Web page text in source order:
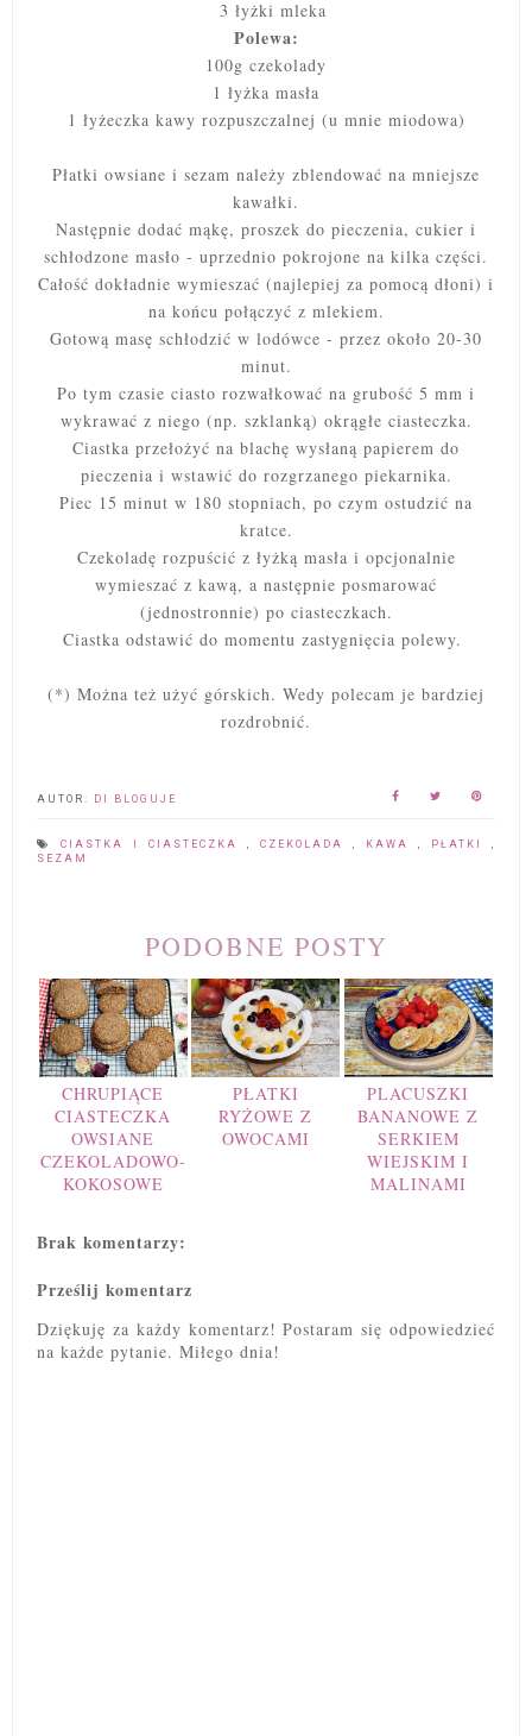
3 łyżki mleka
Polewa:
100g czekolady
1 łyżka masła
1 łyżeczka kawy rozpuszczalnej (u mnie miodowa)
Płatki owsiane i sezam należy zblendować na mniejsze
kawałki.
Następnie dodać mąkę, proszek do pieczenia, cukier i
schłodzone masło - uprzednio pokrojone na kilka części.
Całość dokładnie wymieszać (najlepiej za pomocą dłoni) i
na końcu połączyć z mlekiem.
Gotową masę schłodzić w lodówce - przez około 20-30
minut.
Po tym czasie ciasto rozwałkować na grubość 5 mm i
wykrawać z niego (np. szklanką) okrągłe ciasteczka.
Ciastka przełożyć na blachę wysłaną papierem do
pieczenia i wstawić do rozgrzanego piekarnika.
Piec 15 minut w 180 stopniach, po czym ostudzić na
kratce.
Czekoladę rozpuścić z łyżką masła i opcjonalnie
wymieszać z kawą, a następnie posmarować
(jednostronnie) po ciasteczkach.
Ciastka odstawić do momentu zastygnięcia polewy.
(*) Można też użyć górskich. Wedy polecam je bardziej
rozdrobnić.
AUTOR: DI BLOGUJE
CIASTKA I CIASTECZKA , CZEKOLADA , KAWA , PŁATKI ,
SEZAM
PODOBNE POSTY
CHRUPIĄCE
CIASTECZKA
OWSIANE
CZEKOLADOWO-
KOKOSOWE
PŁATKI
RYŻOWE Z
OWOCAMI
PLACUSZKI
BANANOWE Z
SERKIEM
WIEJSKIM I
MALINAMI
Brak komentarzy:
Prześlij komentarz
Dziękuję za każdy komentarz! Postaram się odpowiedzieć
na każde pytanie. Miłego dnia!